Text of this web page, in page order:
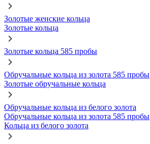
Золотые женские кольца
Золотые кольца
Золотые кольца 585 пробы
Обручальные кольца из золота 585 пробы
Золотые обручальные кольца
Обручальные кольца из белого золота
Обручальные кольца из золота 585 пробы
Кольца из белого золота